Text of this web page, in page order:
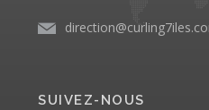
SUIVEZ-NOUS